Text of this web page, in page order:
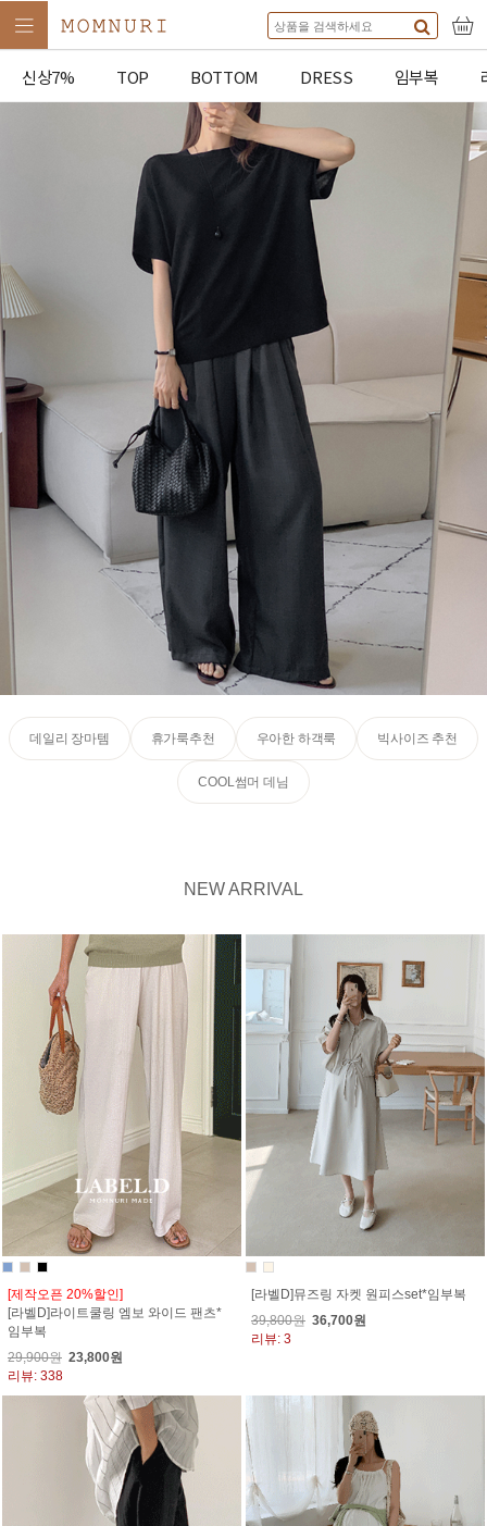
신상7% TOP BOTTOM DRESS 임부복
데일리 장마템 휴가룩추천 우아한 하객룩 빅사이즈 추천
COOL썸머 데님
NEW ARRIVAL
[제작오픈 20%할인]
[라벨D]라이트쿨링 엠보 와이드 팬츠*
임부복
29,900원 23,800원
리뷰: 338
[라벨D]뮤즈링 자켓 원피스set*임부복
39,800원 36,700원
리뷰: 3